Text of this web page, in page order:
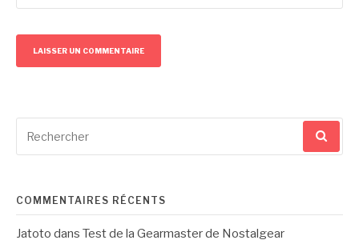
pour
COMMENTAIRES RÉCENTS
Jatoto dans Test de la Gearmaster de Nostalgear